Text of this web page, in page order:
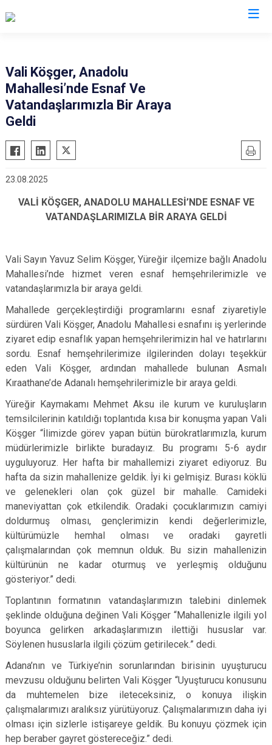
Vali Köşger, Anadolu
Mahallesi’nde Esnaf Ve
Vatandaşlarımızla Bir Araya
Geldi
23.08.2025
VALİ KÖŞGER, ANADOLU MAHALLESİ’NDE ESNAF VE
VATANDAŞLARIMIZLA BİR ARAYA GELDİ
Vali Sayın Yavuz Selim Köşger, Yüreğir ilçemize bağlı Anadolu
Mahallesi’nde hizmet veren esnaf hemşehrilerimizle ve
vatandaşlarımızla bir araya geldi.
Mahallede gerçekleştirdiği programlarını esnaf ziyaretiyle
sürdüren Vali Köşger, Anadolu Mahallesi esnafını iş yerlerinde
ziyaret edip esnaflık yapan hemşehrilerimizin hal ve hatırlarını
sordu. Esnaf hemşehrilerimize ilgilerinden dolayı teşekkür
eden Vali Köşger, ardından mahallede bulunan Asmalı
Kıraathane’de Adanalı hemşehrilerimizle bir araya geldi.
Yüreğir Kaymakamı Mehmet Aksu ile kurum ve kuruluşların
temsilcilerinin katıldığı toplantıda kısa bir konuşma yapan Vali
Köşger “İlimizde görev yapan bütün bürokratlarımızla, kurum
müdürlerimizle birlikte buradayız. Bu programı 5-6 aydır
uyguluyoruz. Her hafta bir mahallemizi ziyaret ediyoruz. Bu
hafta da sizin mahallenize geldik. İyi ki gelmişiz. Burası köklü
ve gelenekleri olan çok güzel bir mahalle. Camideki
maneviyattan çok etkilendik. Oradaki çocuklarımızın camiyi
doldurmuş olması, gençlerimizin kendi değerlerimizle,
kültürümüzle hemhal olması ve oradaki gayretli
çalışmalarından çok memnun olduk. Bu sizin mahallenizin
kültürünün ne kadar oturmuş ve yerleşmiş olduğunu
gösteriyor.” dedi.
Toplantının formatının vatandaşlarımızın talebini dinlemek
şeklinde olduğuna değinen Vali Köşger “Mahallenizle ilgili yol
boyunca gelirken arkadaşlarımızın ilettiği hususlar var.
Söylenen hususlarla ilgili çözüm getirilecek.” dedi.
Adana’nın ve Türkiye’nin sorunlarından birisinin uyuşturucu
mevzusu olduğunu belirten Vali Köşger “Uyuşturucu konusunu
da muhtemelen bize ileteceksiniz, o konuya ilişkin
çalışmalarımızı aralıksız yürütüyoruz. Çalışmalarımızın daha iyi
olması için sizlerle istişareye geldik. Bu konuyu çözmek için
hep beraber gayret göstereceğiz.” dedi.